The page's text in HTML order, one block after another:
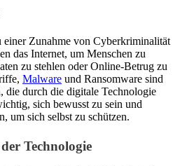
einer Zunahme von Cyberkriminalität
das Internet, um Menschen zu
zu stehlen oder Online-Betrug zu
Malware und Ransomware sind
die durch die digitale Technologie
sich bewusst zu sein und
um sich selbst zu schützen.
Technologie